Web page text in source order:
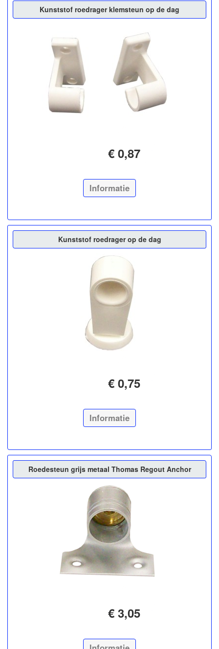
Kunststof roedrager klemsteun op de dag
€ 0,87
Informatie
Kunststof roedrager op de dag
€ 0,75
Informatie
Roedesteun grijs metaal Thomas Regout Anchor
€ 3,05